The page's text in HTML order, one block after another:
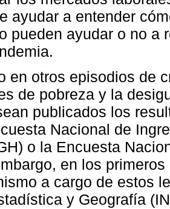
ayudar a entender
pueden ayudar o no a
en otros episodios de
de pobreza y la
publicados los
Nacional de
o la Encuesta
en los
a cargo de estos
y Geografía